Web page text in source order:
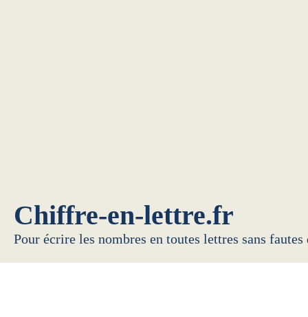
Chiffre-en-lettre.fr
Pour écrire les nombres en toutes lettres sans